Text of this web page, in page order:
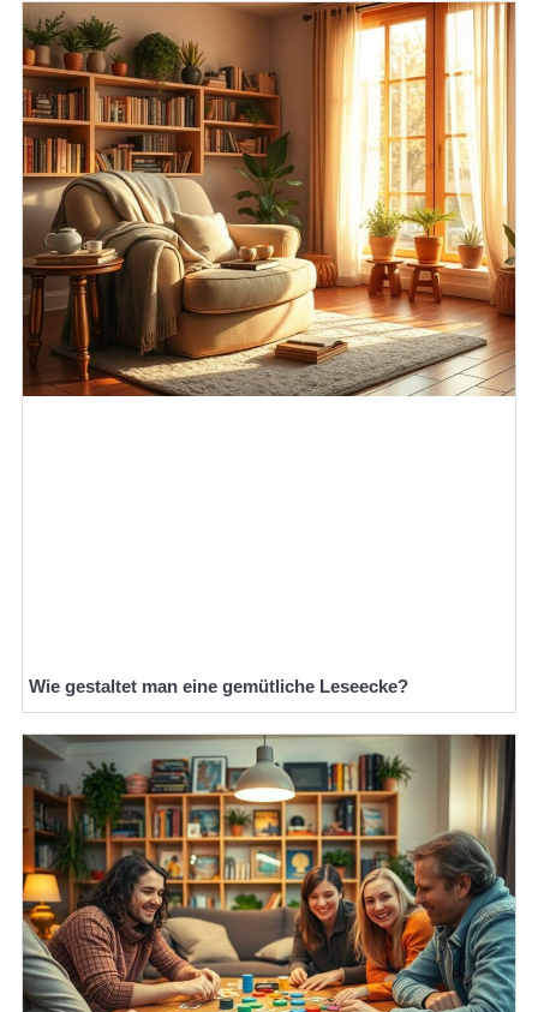
Wie gestaltet man eine gemütliche Leseecke?